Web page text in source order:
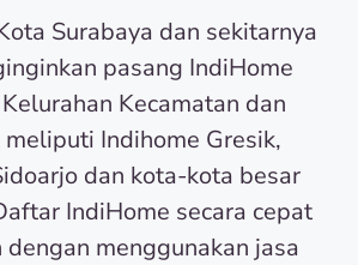
Surabaya dan sekitarnya
pasang IndiHome
Kecamatan dan
Indihome Gresik,
dan kota-kota besar
IndiHome secara cepat
dengan menggunakan jasa